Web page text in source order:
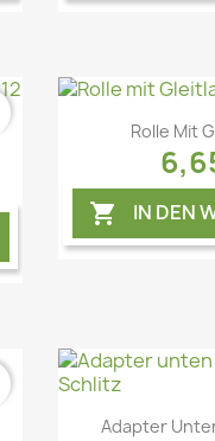
Rolle Mit
 IN DEN
Adapter